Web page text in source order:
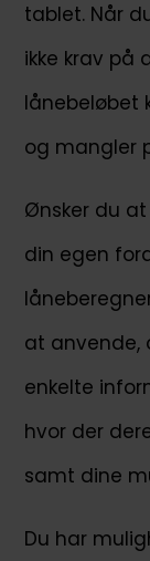
+45
ST
1027,
tablet. Når
ikke krav på
lånebeløbet
og mangler
Ønsker du
din egen
at anvende,
enkelte
hvor der
samt dine
Du har